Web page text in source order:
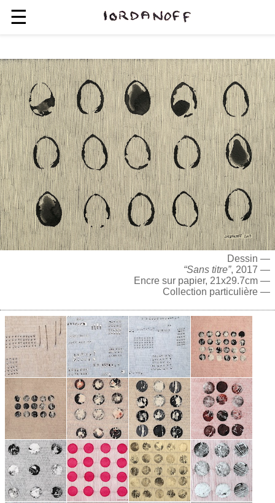
☰
Dessin —
“Sans titre”, 2017 —
Encre sur papier, 21x29.7cm —
Collection particulière —